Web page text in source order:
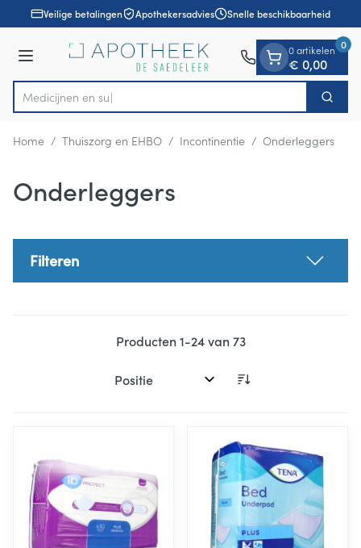
Ga naar de inhoud
1 van 1Veilige betalingen Apothekersadvies Snelle beschikbaarheid
Menu
Product, merk, categorie... Zoek
0 artikelen
€ 0,00
0
Home / Thuiszorg en EHBO / Incontinentie / Onderleggers
Onderleggers
Filteren
Producten1-24van73
Sorteer op: